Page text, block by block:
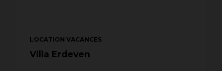
LOCATION VACANCES
Villa Erdeven